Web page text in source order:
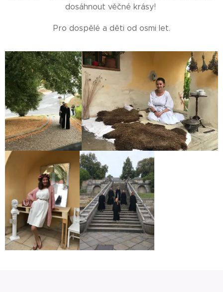
dosáhnout věčné krásy!
Pro dospělé a děti od osmi let.